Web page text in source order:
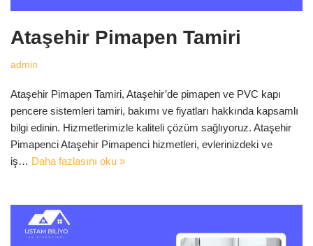
Ataşehir Pimapen Tamiri
admin
Ataşehir Pimapen Tamiri, Ataşehir’de pimapen ve PVC kapı
pencere sistemleri tamiri, bakımı ve fiyatları hakkında kapsamlı
bilgi edinin. Hizmetlerimizle kaliteli çözüm sağlıyoruz. Ataşehir
Pimapenci Ataşehir Pimapenci hizmetleri, evlerinizdeki ve
iş… Daha fazlasını oku »